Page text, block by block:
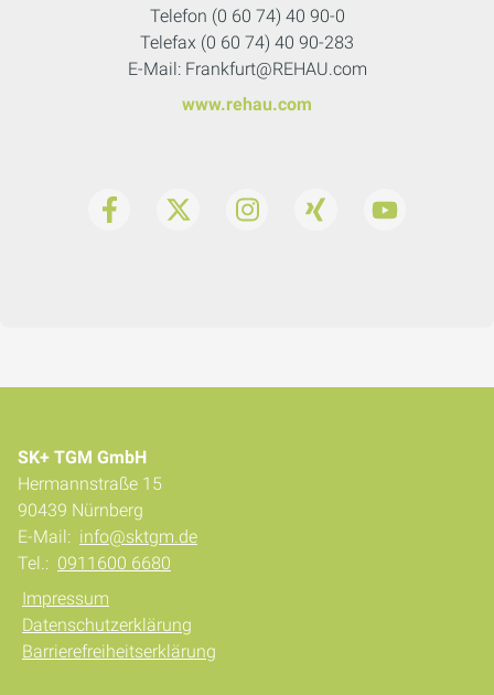
Telefon (0 60 74) 40 90-0
Telefax (0 60 74) 40 90-283
E-Mail: Frankfurt@REHAU.com
www.rehau.com
SK+ TGM GmbH
Hermannstraße 15
90439 Nürnberg
E-Mail: info@sktgm.de
Tel.: 0911600 6680
Impressum
Datenschutzerklärung
Barrierefreiheitserklärung